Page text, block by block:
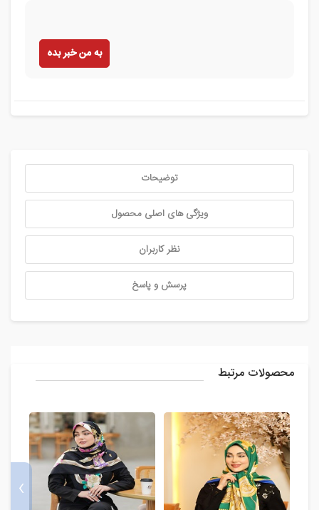
به من خبر بده
توضیحات
ویژگی های اصلی محصول
نظر کاربران
پرسش و پاسخ
محصولات مرتبط
›